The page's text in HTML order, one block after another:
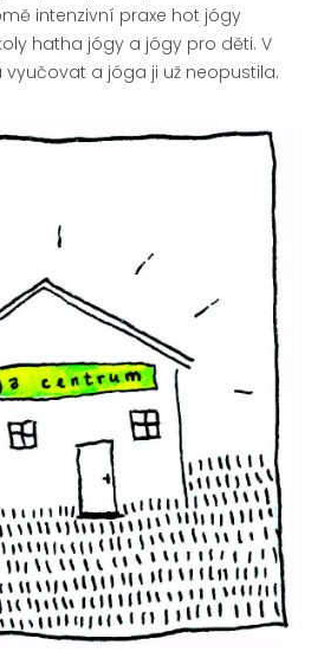
intenzivní praxe hot jógy
hatha jógy a jógy pro děti. V
a jóga ji už neopustila.